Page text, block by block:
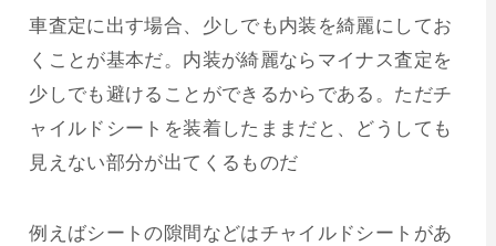
車査定に出す場合、少しでも内装を綺麗にしてお
くことが基本だ。内装が綺麗ならマイナス査定を
少しでも避けることができるからである。ただチ
ャイルドシートを装着したままだと、どうしても
見えない部分が出てくるものだ
例えばシートの隙間などはチャイルドシートがあ